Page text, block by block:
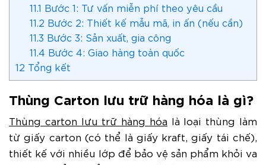
11.1 Bước 1: Tư vấn miễn phí theo yêu cầu
11.2 Bước 2: Thiết kế mẫu mã, in ấn (nếu cần)
11.3 Bước 3: Sản xuất, gia công
11.4 Bước 4: Giao hàng toàn quốc
12 Tổng kết
Thùng Carton lưu trữ hàng hóa là gì?
Thùng carton lưu trữ hàng hóa là loại thùng làm
từ giấy carton (có thể là giấy kraft, giấy tái chế),
thiết kế với nhiều lớp để bảo vệ sản phẩm khỏi va